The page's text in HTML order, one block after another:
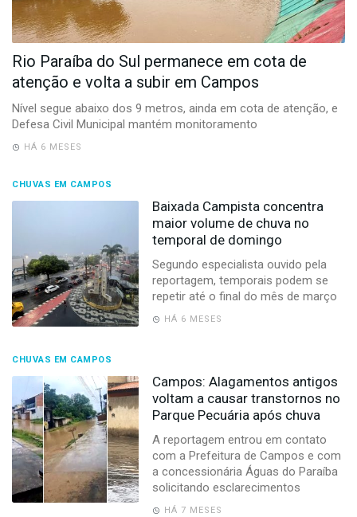
2024
por
Hesea
Sistemas
Rio Paraíba do Sul permanece em cota de
atenção e volta a subir em Campos
Nível segue abaixo dos 9 metros, ainda em cota de atenção, e
Defesa Civil Municipal mantém monitoramento
HÁ 6 MESES
CHUVAS EM CAMPOS
Baixada Campista concentra
maior volume de chuva no
temporal de domingo
Segundo especialista ouvido pela
reportagem, temporais podem se
repetir até o final do mês de março
HÁ 6 MESES
CHUVAS EM CAMPOS
Campos: Alagamentos antigos
voltam a causar transtornos no
Parque Pecuária após chuva
A reportagem entrou em contato
com a Prefeitura de Campos e com
a concessionária Águas do Paraíba
solicitando esclarecimentos
HÁ 7 MESES